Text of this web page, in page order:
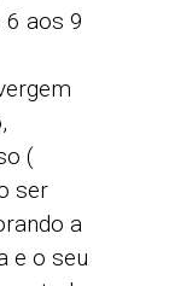
6 aos 9
(
ser
a
e o seu